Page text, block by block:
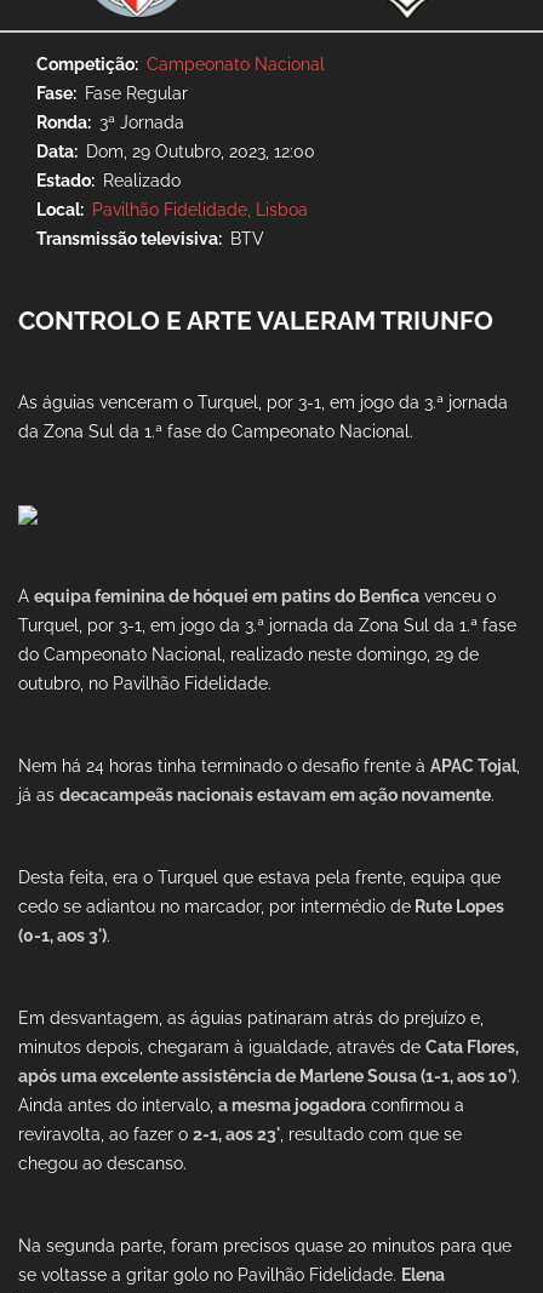
Competição
Campeonato Nacional
Fase
Fase Regular
Ronda
3ª Jornada
Data
Dom, 29 Outubro, 2023, 12:00
Estado
Realizado
Local
Pavilhão Fidelidade, Lisboa
Transmissão televisiva
BTV
CONTROLO E ARTE VALERAM TRIUNFO
As águias venceram o Turquel, por 3-1, em jogo da 3.ª jornada
da Zona Sul da 1.ª fase do Campeonato Nacional.
A equipa feminina de hóquei em patins do Benfica venceu o
Turquel, por 3-1, em jogo da 3.ª jornada da Zona Sul da 1.ª fase
do Campeonato Nacional, realizado neste domingo, 29 de
outubro, no Pavilhão Fidelidade.
Nem há 24 horas tinha terminado o desafio frente à APAC Tojal,
já as decacampeãs nacionais estavam em ação novamente.
Desta feita, era o Turquel que estava pela frente, equipa que
cedo se adiantou no marcador, por intermédio de Rute Lopes
(0-1, aos 3').
Em desvantagem, as águias patinaram atrás do prejuízo e,
minutos depois, chegaram à igualdade, através de Cata Flores,
após uma excelente assistência de Marlene Sousa (1-1, aos 10').
Ainda antes do intervalo, a mesma jogadora confirmou a
reviravolta, ao fazer o 2-1, aos 23' , resultado com que se
chegou ao descanso.
Na segunda parte, foram precisos quase 20 minutos para que
se voltasse a gritar golo no Pavilhão Fidelidade. Elena